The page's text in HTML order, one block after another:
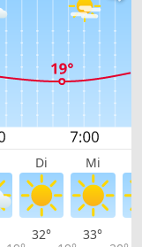
Di Mi
32°
33°